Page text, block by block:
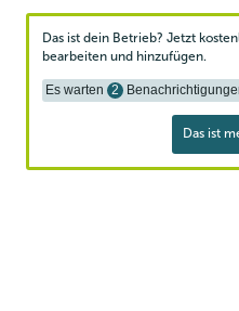
Das ist dein Betrieb? Jetzt
bearbeiten und hinzufügen.
Es warten 2
Das ist